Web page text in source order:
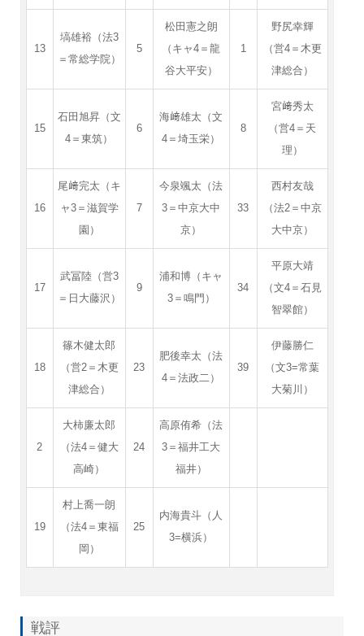
13
塙雄裕（法3
＝常総学院）
5
松田憲之朗
（キャ4＝龍
谷大平安）
1
野尻幸輝
（営4＝木更
津総合）
15
石田旭昇（文
4＝東筑）
6
海﨑雄太（文
4＝埼玉栄）
8
宮﨑秀太
（営4＝天
理）
16
尾﨑完太（キ
ャ3＝滋賀学
園）
7
今泉颯太（法
3＝中京大中
京）
33
西村友哉
（法2＝中京
大中京）
17
武冨陸（営3
＝日大藤沢）
9
浦和博（キャ
3＝鳴門）
34
平原大靖
（文4＝石見
智翠館）
18
篠木健太郎
（営2＝木更
津総合）
23
肥後幸太（法
4＝法政二）
39
伊藤勝仁
（文3=常葉
大菊川）
2
大柿廉太郎
（法4＝健大
高崎）
24
高原侑希（法
3＝福井工大
福井）
19
村上喬一朗
（法4＝東福
岡）
25
内海貴斗（人
3=横浜）
戦評